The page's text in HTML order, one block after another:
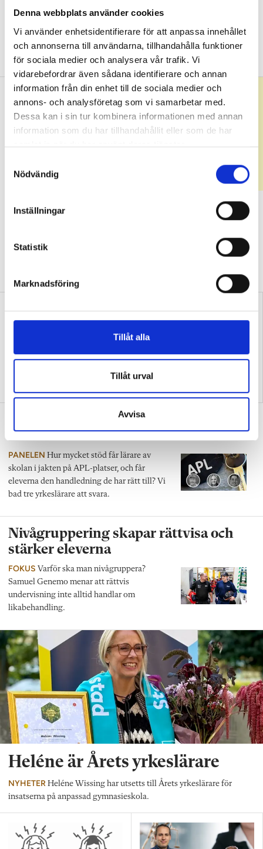
Denna webbplats använder cookies
Vi använder enhetsidentifierare för att anpassa innehållet
och annonserna till användarna, tillhandahålla funktioner
för sociala medier och analysera vår trafik. Vi
vidarebefordrar även sådana identifierare och annan
information från din enhet till de sociala medier och
annons- och analysföretag som vi samarbetar med.
Dessa kan i sin tur kombinera informationen med annan
information som du har tillhandahållit eller som de har
samlat in när du har använt deras tjänster.
Nödvändig
Inställningar
Statistik
Marknadsföring
Tillåt alla
Tillåt urval
Avvisa
NYHETERFler unga behöver söka
naturbruksprogrammet. Ett sätt att locka är
en ny humorserie där kända influencers testar
att vara elever på yrkesprogrammet.
Tolv yrkeslärare för och emot
GRANSKNING
Stora gap i yrkeselevernas
Tre lärare om det svåra uppdraget:
APL
PANELEN Hur mycket stöd får lärare av
skolan i jakten på APL-platser, och får
eleverna den handledning de har rätt till? Vi
bad tre yrkeslärare att svara.
Nivågruppering skapar rättvisa och
stärker eleverna
FOKUS Varför ska man nivågruppera?
Samuel Genemo menar att rättvis
undervisning inte alltid handlar om
likabehandling.
Heléne är Årets yrkeslärare
NYHETER Heléne Wissing har utsetts till Årets yrkeslärare för
insatserna på anpassad gymnasieskola.